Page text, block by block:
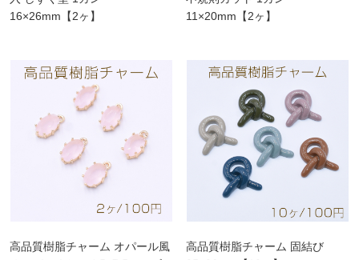
16×26mm【2ヶ】
11×20mm【2ヶ】
高品質樹脂チャーム オパール風
高品質樹脂チャーム 固結び